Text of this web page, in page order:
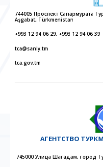
744005 Проспект Сапармурата
Aşgabat, Türkmenistan
+993 12 94 06 29, +993 12 94 06 39
tca@sanly.tm
tca.gov.tm
АГЕНТСТВО
745000 Улица Шагадам, город